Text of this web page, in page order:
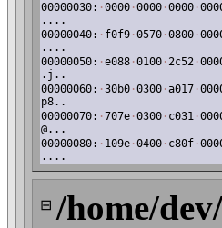
00000030: ·0000 ·0000 ·0000 ·
....
00000040: · f0f9 ·0570 ·0800 ·
....
00000050: ·e088 ·0100 ·2c52 ·
.j..
00000060: ·30b0 ·0300 ·a017 ·
p8..
00000070: ·707e ·0300 · c031 ·
@...
00000080: · 109e ·0400 · c80f ·
....
⊟ /home/